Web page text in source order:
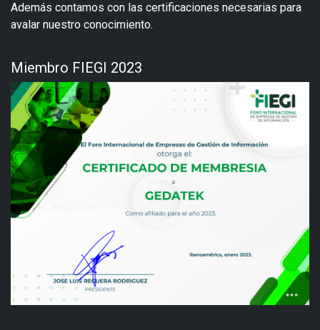
Además contamos con las certificaciones necesarias para
avalar nuestro conocimiento.
Miembro FIEGI 2023